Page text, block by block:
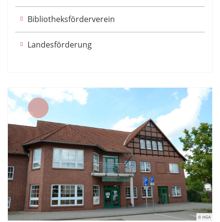
Bibliotheksförderverein
Landesförderung
© HGA